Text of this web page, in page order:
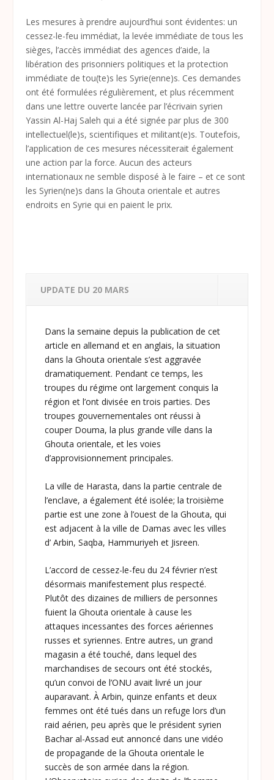
Les mesures à prendre aujourd’hui sont évidentes: un
cessez-le-feu immédiat, la levée immédiate de tous les
sièges, l’accès immédiat des agences d’aide, la
libération des prisonniers politiques et la protection
immédiate de tou(te)s les Syrie(enne)s. Ces demandes
ont été formulées régulièrement, et plus récemment
dans une lettre ouverte lancée par l’écrivain syrien
Yassin Al-Haj Saleh qui a été signée par plus de 300
intellectuel(le)s, scientifiques et militant(e)s. Toutefois,
l’application de ces mesures nécessiterait également
une action par la force. Aucun des acteurs
internationaux ne semble disposé à le faire – et ce sont
les Syrien(ne)s dans la Ghouta orientale et autres
endroits en Syrie qui en paient le prix.
UPDATE DU 20 MARS
Dans la semaine depuis la publication de cet
article en allemand et en anglais, la situation
dans la Ghouta orientale s’est aggravée
dramatiquement. Pendant ce temps, les
troupes du régime ont largement conquis la
région et l’ont divisée en trois parties. Des
troupes gouvernementales ont réussi à
couper Douma, la plus grande ville dans la
Ghouta orientale, et les voies
d’approvisionnement principales.
La ville de Harasta, dans la partie centrale de
l’enclave, a également été isolée; la troisième
partie est une zone à l’ouest de la Ghouta, qui
est adjacent à la ville de Damas avec les villes
d’ Arbin, Saqba, Hammuriyeh et Jisreen.
L’accord de cessez-le-feu du 24 février n’est
désormais manifestement plus respecté.
Plutôt des dizaines de milliers de personnes
fuient la Ghouta orientale à cause les
attaques incessantes des forces aériennes
russes et syriennes. Entre autres, un grand
magasin a été touché, dans lequel des
marchandises de secours ont été stockés,
qu’un convoi de l’ONU avait livré un jour
auparavant. À Arbin, quinze enfants et deux
femmes ont été tués dans un refuge lors d’un
raid aérien, peu après que le président syrien
Bachar al-Assad eut annoncé dans une vidéo
de propagande de la Ghouta orientale le
succès de son armée dans la région.